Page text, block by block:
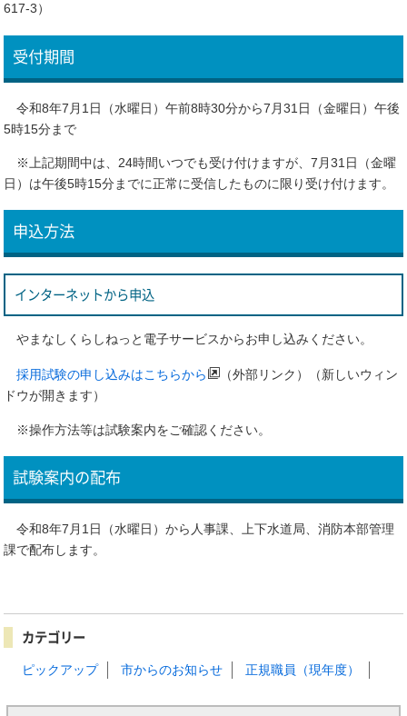
617-3）
受付期間
令和8年7月1日（水曜日）午前8時30分から7月31日（金曜日）午後
5時15分まで
※上記期間中は、24時間いつでも受け付けますが、7月31日（金曜
日）は午後5時15分までに正常に受信したものに限り受け付けます。
申込方法
インターネットから申込
やまなしくらしねっと電子サービスからお申し込みください。
採用試験の申し込みはこちらから
（外部リンク）（新しいウィン
ドウが開きます）
※操作方法等は試験案内をご確認ください。
試験案内の配布
令和8年7月1日（水曜日）から人事課、上下水道局、消防本部管理
課で配布します。
カテゴリー
ピックアップ 市からのお知らせ 正規職員（現年度）